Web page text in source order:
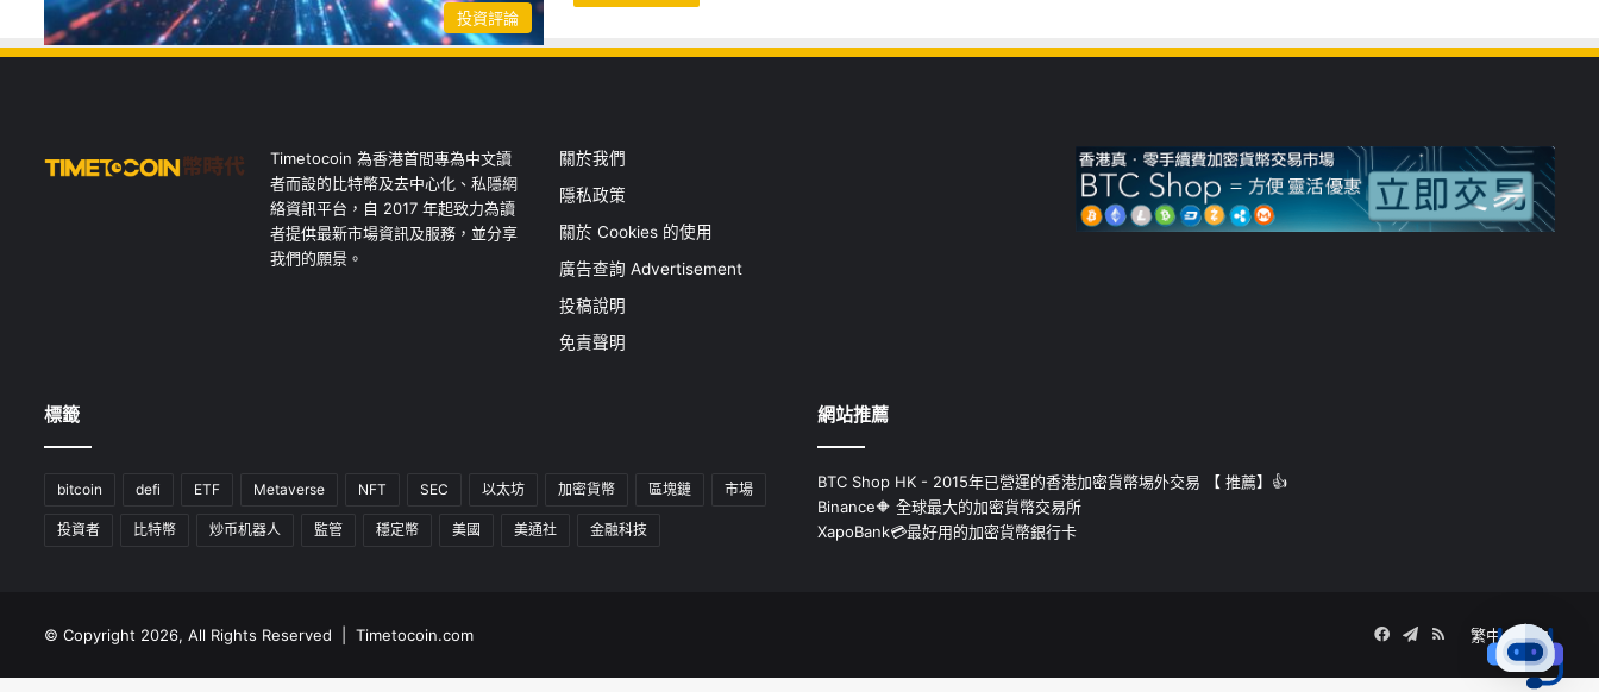
投資評論
Timetocoin 為香港首間專為中文讀
者而設的比特幣及去中心化、私隱網
絡資訊平台，自 2017 年起致力為讀
者提供最新市場資訊及服務，並分享
我們的願景。
關於我們
隱私政策
關於 Cookies 的使用
廣告查詢 Advertisement
投稿說明
免責聲明
標籤
bitcoin defi ETF Metaverse NFT SEC 以太坊 加密貨幣 區塊鏈 市場
投資者 比特幣 炒币机器人 監管 穩定幣 美國 美通社 金融科技
網站推薦
BTC Shop HK - 2015年已營運的香港加密貨幣埸外交易 【 推薦】👍
Binance🔶 全球最大的加密貨幣交易所
XapoBank💳最好用的加密貨幣銀行卡
© Copyright 2026, All Rights Reserved | Timetocoin.com 繁中 簡中
Facebook
Telegram
RSS